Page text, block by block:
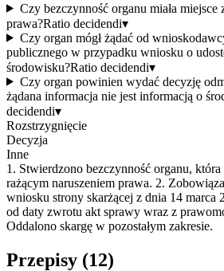
Czy bezczynność organu miała miejsce
prawa?Ratio decidendi▾
Czy organ mógł żądać od
publicznego w przypadku wniosku o
środowisku?Ratio decidendi▾
Czy organ powinien wydać decyzję
żądana informacja nie jest informacją o
decidendi▾
Rozstrzygnięcie
Decyzja
Inne
1. Stwierdzono bezczynność organu, która
rażącym naruszeniem prawa. 2.
wniosku strony skarżącej z dnia 14 marca
od daty zwrotu akt sprawy wraz z
Oddalono skargę w pozostałym zakresie.
Przepisy (12)